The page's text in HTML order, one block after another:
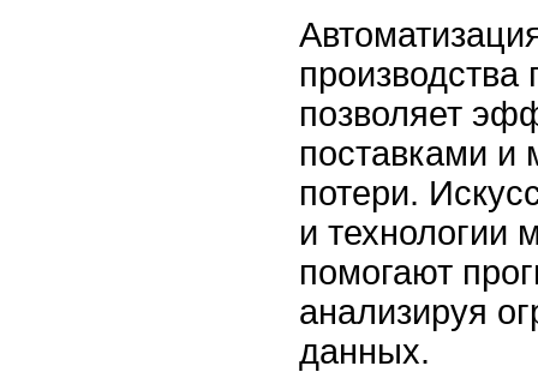
производства
позволяет
поставками и
потери.
и технологии
помогают
анализируя
данных.